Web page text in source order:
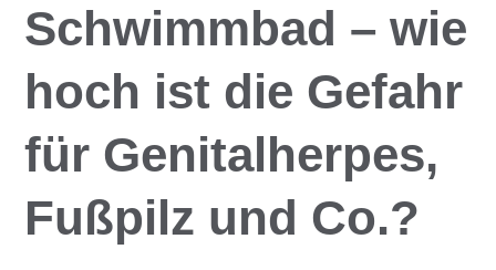
Schwimmbad – wie
hoch ist die Gefahr
für Genitalherpes,
Fußpilz und Co.?